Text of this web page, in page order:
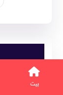
بيت